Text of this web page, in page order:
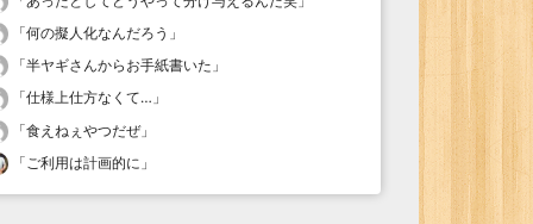
「何の擬人化なんだろう 」
「半ヤギさんからお手紙書いた 」
「仕様上仕方なくて… 」
「食えねぇやつだぜ」
「 ご利用は計画的に 」